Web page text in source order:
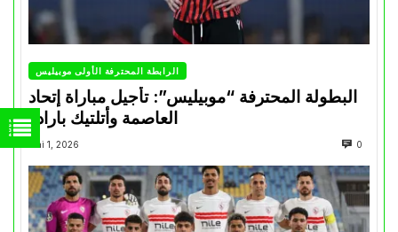
الرابطة المحترفة الأولى موبيليس
البطولة المحترفة “موبيليس”: تأجيل مباراة إتحاد
العاصمة وأتلتيك بارادو
Mai 1, 2026 0